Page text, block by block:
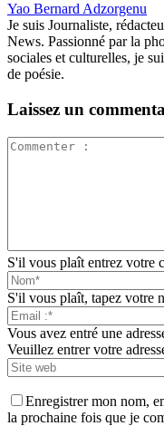
Yao Bernard Adzorgenu
Je suis Journaliste,
News. Passionné par la
sociales et culturelles, je
de poésie.
Laissez un
S'il vous plaît entrez votre
S'il vous plaît, tapez votre
Vous avez entré une
Veuillez entrer votre
Enregistrer mon nom,
la prochaine fois que je